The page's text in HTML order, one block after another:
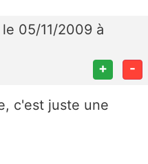
le 05/11/2009 à
+ -
c'est juste une